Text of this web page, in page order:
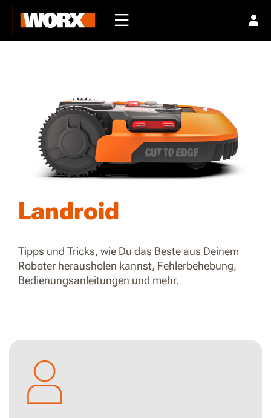
Landroid
Tipps und Tricks, wie Du das Beste aus Deinem
Roboter herausholen kannst, Fehlerbehebung,
Bedienungsanleitungen und mehr.